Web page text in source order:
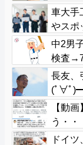
車大手
やスポ
中2男
検査
画像で
長友
(ﾟ∀ﾟ
【動
う・・
ドイ